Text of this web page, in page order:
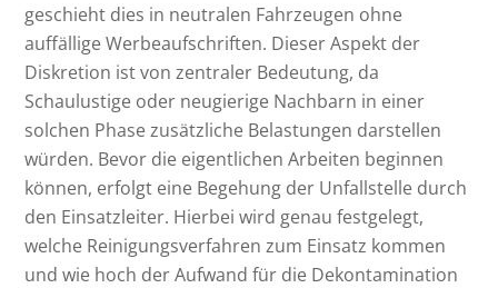
geschieht dies in neutralen Fahrzeugen ohne
auffällige Werbeaufschriften. Dieser Aspekt der
Diskretion ist von zentraler Bedeutung, da
Schaulustige oder neugierige Nachbarn in einer
solchen Phase zusätzliche Belastungen darstellen
würden. Bevor die eigentlichen Arbeiten beginnen
können, erfolgt eine Begehung der Unfallstelle durch
den Einsatzleiter. Hierbei wird genau festgelegt,
welche Reinigungsverfahren zum Einsatz kommen
und wie hoch der Aufwand für die Dekontamination